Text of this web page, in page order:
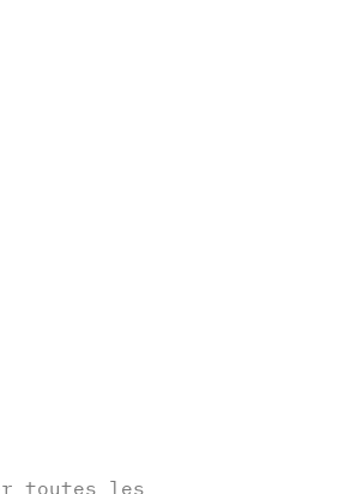
toutes les